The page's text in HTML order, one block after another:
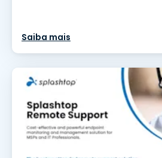
Saiba mais